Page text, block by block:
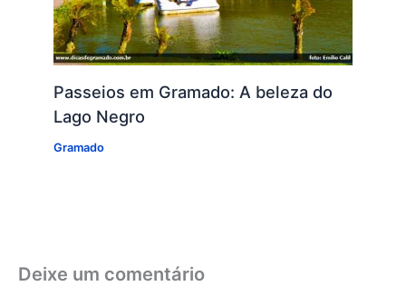
Passeios em Gramado: A beleza do
Lago Negro
Gramado
Deixe um comentário